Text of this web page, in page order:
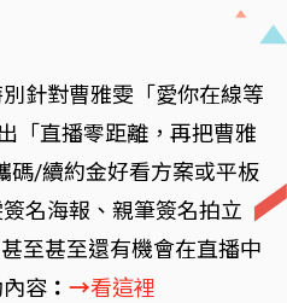
針對曹雅雯「愛你在線等
「直播零距離，再把曹雅
碼/續約金好看方案或平板
名海報、親筆簽名拍立
至甚至還有機會在直播中
容 ： →看這裡